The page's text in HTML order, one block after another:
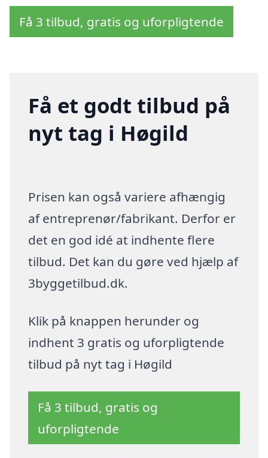
Få 3 tilbud, gratis og uforpligtende
Få et godt tilbud på
nyt tag i Høgild
Prisen kan også variere afhængig
af entreprenør/fabrikant. Derfor er
det en god idé at indhente flere
tilbud. Det kan du gøre ved hjælp af
3byggetilbud.dk.
Klik på knappen herunder og
indhent 3 gratis og uforpligtende
tilbud på nyt tag i Høgild
Få 3 tilbud, gratis og
uforpligtende